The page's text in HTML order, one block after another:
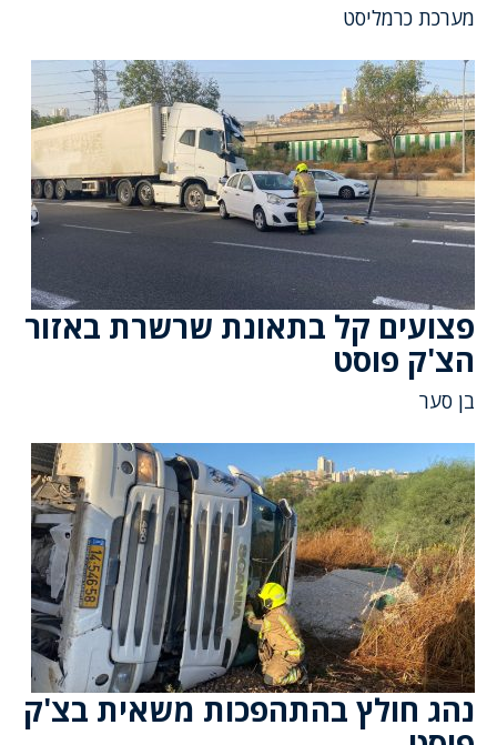
מערכת כרמליסט
פצועים קל בתאונת שרשרת באזור
הצ'ק פוסט
בן סער
נהג חולץ בהתהפכות משאית בצ'ק